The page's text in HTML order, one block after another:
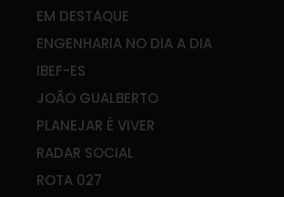
EM DESTAQUE
ENGENHARIA NO DIA A DIA
IBEF-ES
JOÃO GUALBERTO
PLANEJAR É VIVER
RADAR SOCIAL
ROTA 027